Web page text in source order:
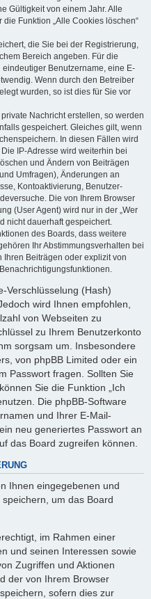
Gültigkeit von einem Jahr. Alle
Funktion „Alle Cookies löschen“
die Sie bei der Registrierung,
Bereich angeben. Für die
Benutzername, eine E-
Wenn durch den Betreiber
wurden, so ist dies für Sie vor
Nachricht erstellen, so werden
gespeichert. Gleiches gilt, wenn
In diesen Fällen wird
IP-Adresse wird weiterhin bei
und Ändern von Beiträgen
Umfragen), Änderungen an
Kontoaktivierung, Benutzer-
Die von Ihrem Browser
(User Agent) wird nur in der „Wer
nicht dauerhaft gespeichert.
des Boards, dass weitere
Ihr Abstimmungsverhalten bei
Ihren Beiträgen oder explizit von
Verschlüsselung (Hash)
wird Ihnen empfohlen,
von Webseiten zu
zu Ihrem Benutzerkonto
sorgsam um. Insbesondere
von phpBB Limited oder ein
Passwort fragen. Sollten Sie
Sie die Funktion „Ich
Die phpBB-Software
und Ihrer E-Mail-
neu generiertes Passwort an
das Board zugreifen können.
Ihnen eingegebenen und
um das Board
im Rahmen einer
und seinen Interessen sowie
Zugriffen und Aktionen
der von Ihrem Browser
sofern dies zur